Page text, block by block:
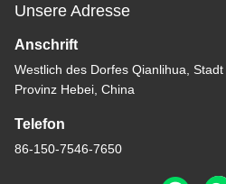
Unsere Adresse
Anschrift
Westlich des Dorfes Qianlihua,
Provinz Hebei, China
Telefon
86-150-7546-7650